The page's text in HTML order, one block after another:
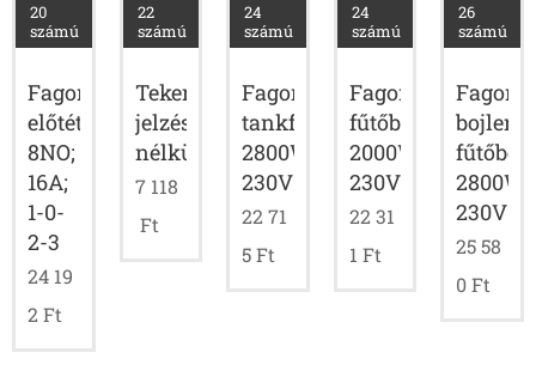
Fagor
előtétkapcsoló;
8NO;
16A;
1-0-
2-3
20
számú
24 19
2 Ft
Tekerőgomb
jelzés
nélküli
22
számú
7 118
Ft
Fagor
tankfűtőbetét
2800W;
230V
24
számú
22 71
5Ft
Fagor
fűtőbetét
2000W;
230V
24
számú
22 31
1 Ft
Fagor
bojler
2800W;
230V
26
számú
25 58
0Ft